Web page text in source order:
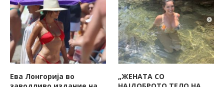
Ева Лонгорија во
„ЖЕНАТА СО